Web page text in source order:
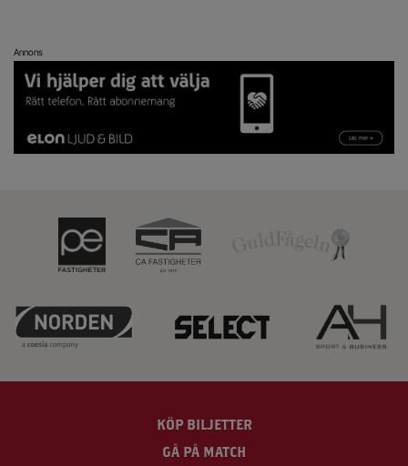
Annons
KÖP BILJETTER
GÅ PÅ MATCH